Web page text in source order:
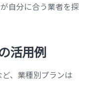
自分に合う業者を探
活用例
、業種別プランは